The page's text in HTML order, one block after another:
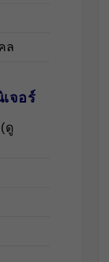
ล
จอร์
ดู